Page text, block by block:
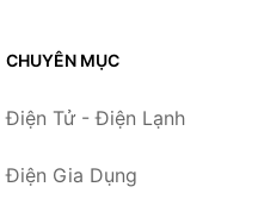
CHUYÊN MỤC
Điện Tử - Điện Lạnh
Điện Gia Dụng